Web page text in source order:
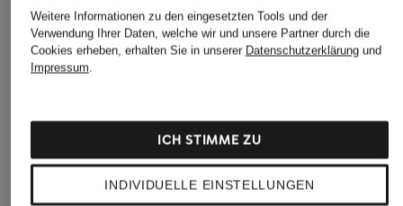
BIMBA Y LOLA
COCCINELLE
Beuteltasche
370 €
BIMBA Y LOLA
275 €
Weitere Informationen zu den eingesetzten Tools und der
Verwendung Ihrer Daten, welche wir und unsere Partner durch die
Cookies erheben, erhalten Sie in unserer Datenschutzerklärungund
Impressum.
INDIVIDUELLE EINSTELLUNGEN
ICH STIMME ZU